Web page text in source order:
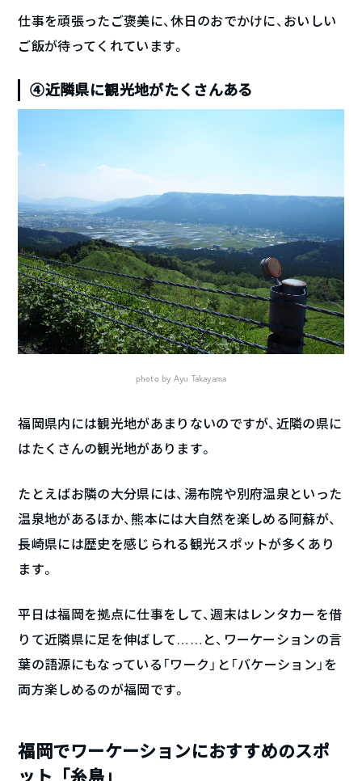
仕事を頑張ったご褒美に、休日のおでかけに、おいしい
ご飯が待ってくれています。
④近隣県に観光地がたくさんある
photo by Ayu Takayama
福岡県内には観光地があまりないのですが、近隣の県に
はたくさんの観光地があります。
たとえばお隣の大分県には、湯布院や別府温泉といった
温泉地があるほか、熊本には大自然を楽しめる阿蘇が、
長崎県には歴史を感じられる観光スポットが多くあり
ます。
平日は福岡を拠点に仕事をして、週末はレンタカーを借
りて近隣県に足を伸ばして……と、ワーケーションの言
葉の語源にもなっている「ワーク」と「バケーション」を
両方楽しめるのが福岡です。
福岡でワーケーションにおすすめのスポ
ット「糸島」